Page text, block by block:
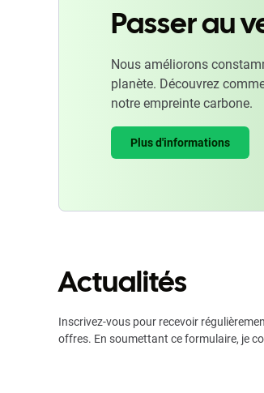
Passer au
Nous améliorons
planète. Découvrez
notre empreinte carbone.
Plus d'informations
Actualités
Inscrivez-vous pour recevoir
offres. En soumettant ce formulaire, je